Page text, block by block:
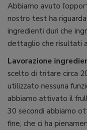
Abbiamo avuto
nostro test ha
ingredienti duri che
dettaglio che risultati
Lavorazione
scelto di tritare circa
utilizzato nessuna
abbiamo attivato il
30 secondi abbiamo
fine, che ci ha